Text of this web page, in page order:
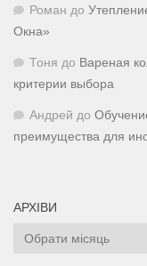
Роман до
Окна»
Тоня до Вареная
критерии выбора
Андрей до
преимущества для
АРХІВИ
Архіви